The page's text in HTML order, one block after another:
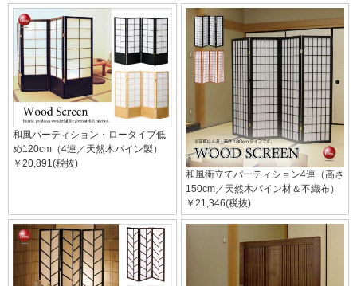
和風パーティション・ロータイプ低
め120cm（4連／天然木パイン製）
￥20,891(税抜)
和風衝立てパーティション4連（高さ
150cm／天然木パイン材＆不織布）
￥21,346(税抜)